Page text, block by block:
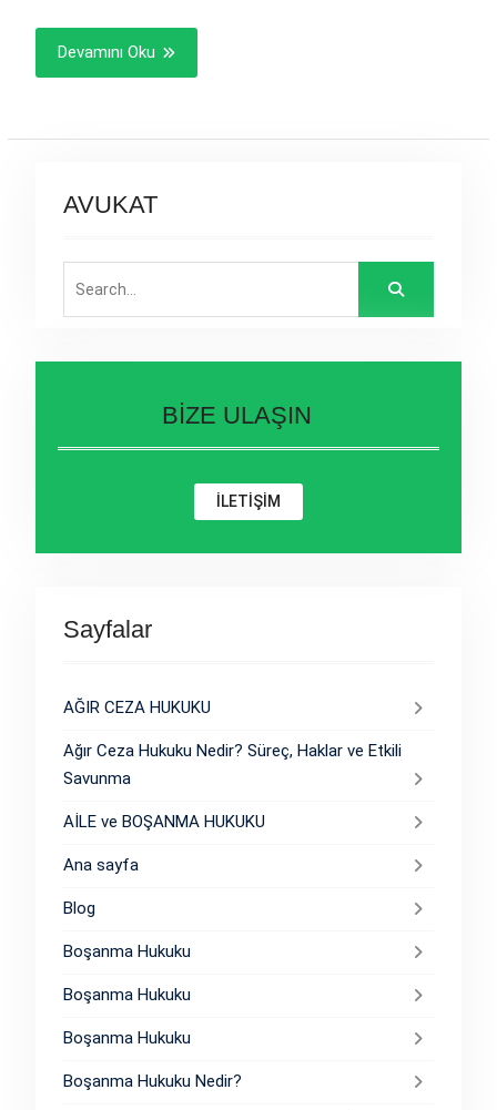
Devamını Oku
AVUKAT
for:
BİZE ULAŞIN
İLETİŞİM
Sayfalar
AĞIR CEZA HUKUKU
Ağır Ceza Hukuku Nedir? Süreç, Haklar ve Etkili
Savunma
AİLE ve BOŞANMA HUKUKU
Ana sayfa
Blog
Boşanma Hukuku
Boşanma Hukuku
Boşanma Hukuku
Boşanma Hukuku Nedir?